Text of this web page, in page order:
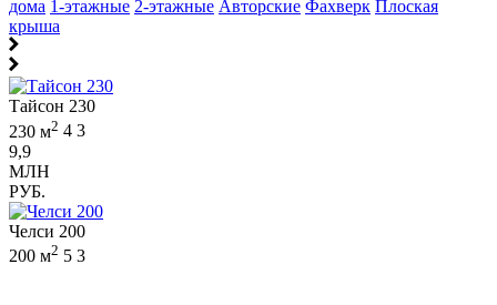
дома 1-этажные 2-этажные Авторские Фахверк Плоская
крыша
Тайсон 230
230 м2 4 3
9,9
МЛН
РУБ.
Челси 200
200 м2 5 3